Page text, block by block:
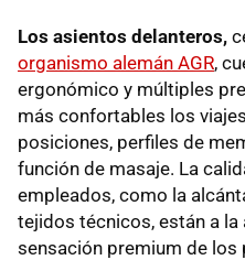
Los asientos delanteros,
organismo alemán AGR,
ergonómico y múltiples
más confortables los
posiciones, perfiles de
función de masaje. La
empleados, como la
tejidos técnicos, están a la
sensación premium de los